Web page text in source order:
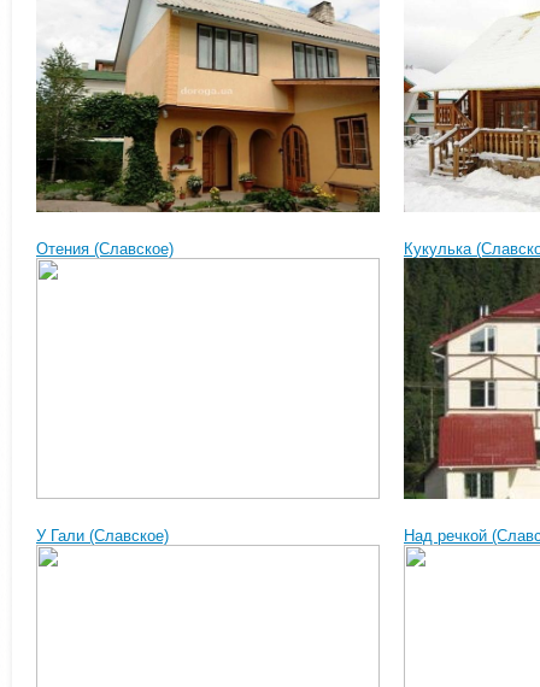
Отения (Славское) Кукулька
У Гали (Славское) Над речкой